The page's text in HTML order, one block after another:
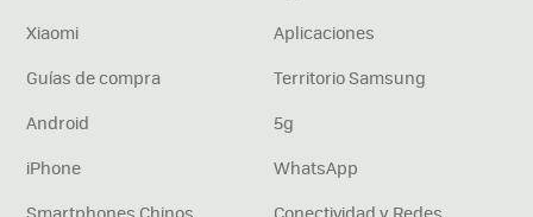
Xiaomi
Aplicaciones
Guías de compra
Territorio Samsung
Android
5g
iPhone
WhatsApp
Smartphones Chinos
Conectividad y Redes